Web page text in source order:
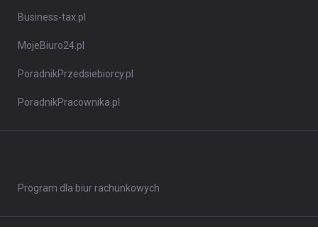
Business-tax.pl
MojeBiuro24.pl
PoradnikPrzedsiebiorcy.pl
PoradnikPracownika.pl
Program dla biur rachunkowych